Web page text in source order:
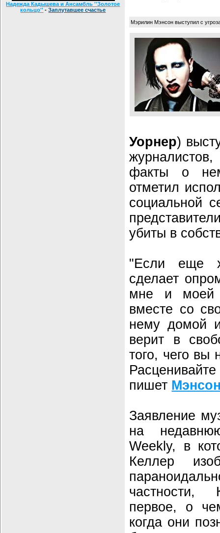
Надежда Кадышева и Ансамбль ''Золотое
кольцо'' -Заплутавшее счастье
Мэрилин Мэнсон выступил с
Уорнер)
факты о
отметил
социальной
убиты в
"Если еще
сделает
мне и моей
вместе со
нему домой
верит в
того, чего вы
пишет
Заявление
на
Weekly, в
Келлер
первое, о
когда они